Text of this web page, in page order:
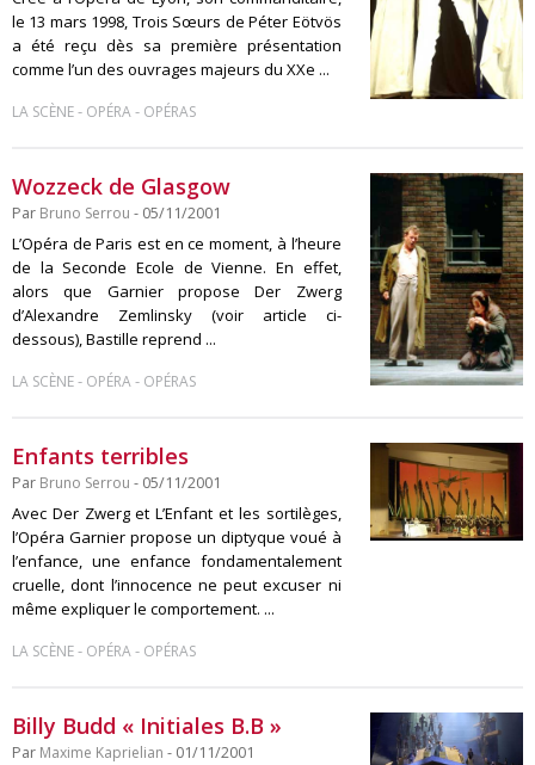
le 13 mars 1998, Trois Sœurs de Péter Eötvös
a été reçu dès sa première présentation
comme l’un des ouvrages majeurs du XXe ...
LA SCÈNE- OPÉRA- OPÉRAS
Wozzeck de Glasgow
Par Bruno Serrou - 05/11/2001
L’Opéra de Paris est en ce moment, à l’heure
de la Seconde Ecole de Vienne. En effet,
alors que Garnier propose Der Zwerg
d’Alexandre Zemlinsky (voir article ci-
dessous), Bastille reprend ...
LA SCÈNE- OPÉRA- OPÉRAS
Enfants terribles
Par Bruno Serrou - 05/11/2001
Avec Der Zwerg et L’Enfant et les sortilèges,
l’Opéra Garnier propose un diptyque voué à
l’enfance, une enfance fondamentalement
cruelle, dont l’innocence ne peut excuser ni
même expliquer le comportement. ...
LA SCÈNE- OPÉRA- OPÉRAS
Billy Budd « Initiales B.B »
Par Maxime Kaprielian - 01/11/2001